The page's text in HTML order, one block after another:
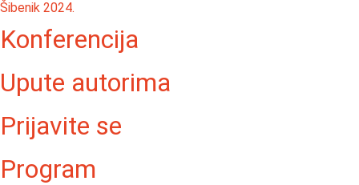
Šibenik 2024.
Konferencija
Upute autorima
Prijavite se
Program